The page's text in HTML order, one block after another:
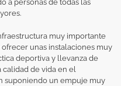
a personas de todas las
muy importante
unas instalaciones muy
deportiva y llevanza de
de vida en el
suponiendo un empuje muy